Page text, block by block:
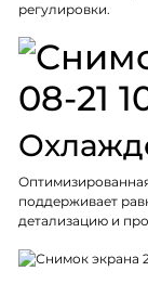
регулировки.
поддерживает
детализацию и